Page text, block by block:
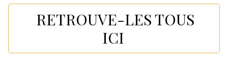
RETROUVE-LES TOUS
ICI